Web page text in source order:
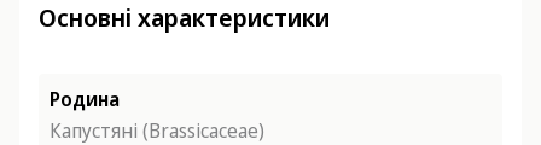
Основні характеристики
Родина
Капустяні (Brassicaceae)